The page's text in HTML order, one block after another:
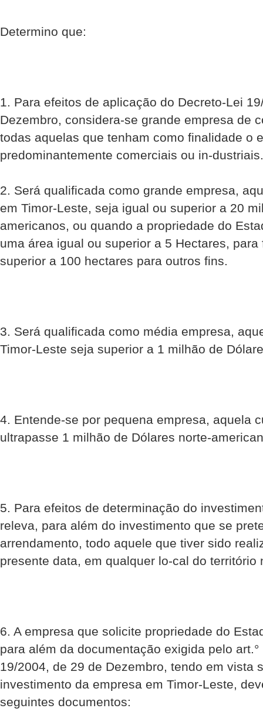
Determino que:
1. Para efeitos de aplicação do Decreto-Lei
Dezembro, considera-se grande empresa de
todas aquelas que tenham como finalidade o
predominantemente comerciais ou in-dustriais.
2. Será qualificada como grande empresa,
em Timor-Leste, seja igual ou superior a 20
americanos, ou quando a propriedade do
uma área igual ou superior a 5 Hectares,
superior a 100 hectares para outros fins.
3. Será qualificada como média empresa,
Timor-Leste seja superior a 1 milhão de
4. Entende-se por pequena empresa, aquela
ultrapasse 1 milhão de Dólares norte-
5. Para efeitos de determinação do
releva, para além do investimento que se
arrendamento, todo aquele que tiver sido
presente data, em qualquer lo-cal do território
6. A empresa que solicite propriedade do
para além da documentação exigida pelo art.°
19/2004, de 29 de Dezembro, tendo em vista
investimento da empresa em Timor-Leste,
seguintes documentos: